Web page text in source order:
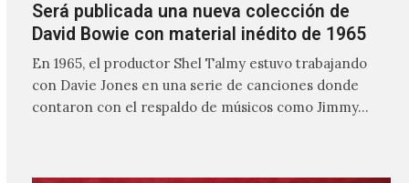
Será publicada una nueva colección de
David Bowie con material inédito de 1965
En 1965, el productor Shel Talmy estuvo trabajando
con Davie Jones en una serie de canciones donde
contaron con el respaldo de músicos como Jimmy…